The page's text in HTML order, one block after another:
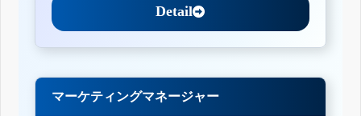
Detail
マーケティングマネージャー